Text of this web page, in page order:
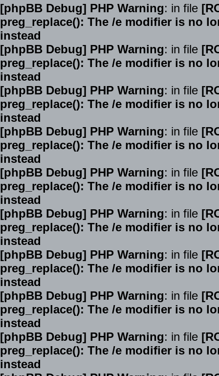
[phpBB Debug] PHP Warning: in file
preg_replace(): The /e modifier is no
instead
[phpBB Debug] PHP Warning: in file
preg_replace(): The /e modifier is no
instead
[phpBB Debug] PHP Warning: in file
preg_replace(): The /e modifier is no
instead
[phpBB Debug] PHP Warning: in file
preg_replace(): The /e modifier is no
instead
[phpBB Debug] PHP Warning: in file
preg_replace(): The /e modifier is no
instead
[phpBB Debug] PHP Warning: in file
preg_replace(): The /e modifier is no
instead
[phpBB Debug] PHP Warning: in file
preg_replace(): The /e modifier is no
instead
[phpBB Debug] PHP Warning: in file
preg_replace(): The /e modifier is no
instead
[phpBB Debug] PHP Warning: in file
preg_replace(): The /e modifier is no
instead